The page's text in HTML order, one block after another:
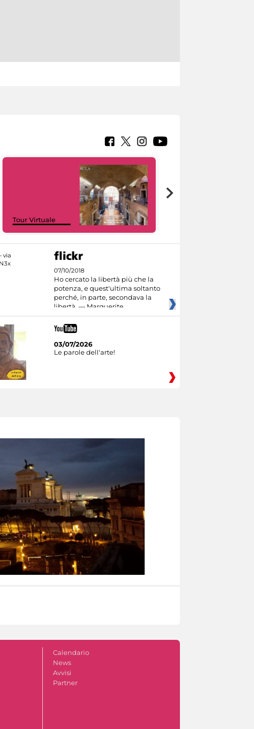
Tour Virtuale
07/10/2018
Ho cercato la libertà più che la
potenza, e quest'ultima soltanto
perché, in parte, secondava la
libertà. — Marguerite
03/07/2026
Le parole dell'arte!
Calendario
News
Avvisi
Partner